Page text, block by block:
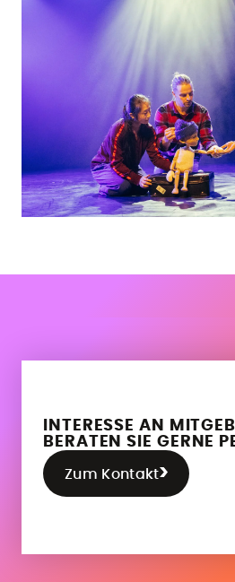
INTERESSE AN
BERATEN SIE GERNE
Zum Kontakt